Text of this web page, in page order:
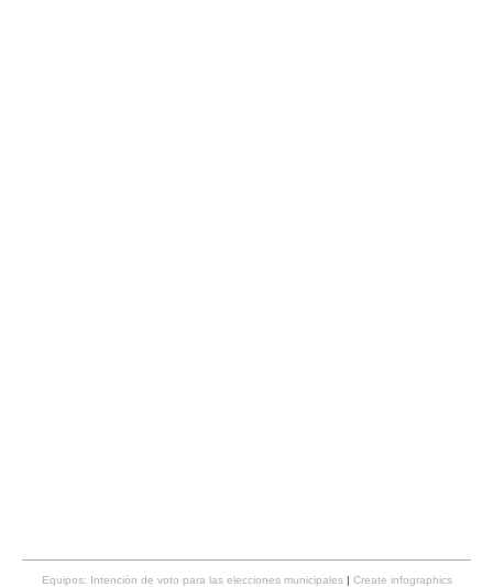
Equipos: Intención de voto para las elecciones municipales| Create infographics